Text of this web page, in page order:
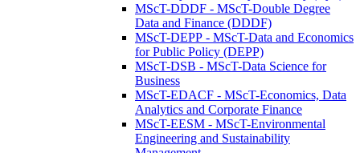
MScT-DDDF - MScT-Double Degree
Data and Finance (DDDF)
MScT-DEPP - MScT-Data and Economics
for Public Policy (DEPP)
MScT-DSB - MScT-Data Science for
Business
MScT-EDACF - MScT-Economics, Data
Analytics and Corporate Finance
MScT-EESM - MScT-Environmental
Engineering and Sustainability